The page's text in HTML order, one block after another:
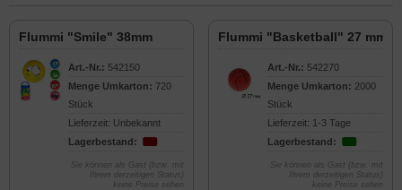
Flummi "Smile" 38mm
Art.-Nr.: 542150
Menge Umkarton: 720
Stück
Lieferzeit: Unbekannt
Lagerbestand:
Sie können als Gast (bzw. mit
Ihrem derzeitigen Status)
keine Preise sehen
Flummi "Basketball" 27 mm
Art.-Nr.: 542270
Menge Umkarton: 2000
Stück
Lieferzeit: 1-3 Tage
Lagerbestand:
Sie können als Gast (bzw. mit
Ihrem derzeitigen Status)
keine Preise sehen